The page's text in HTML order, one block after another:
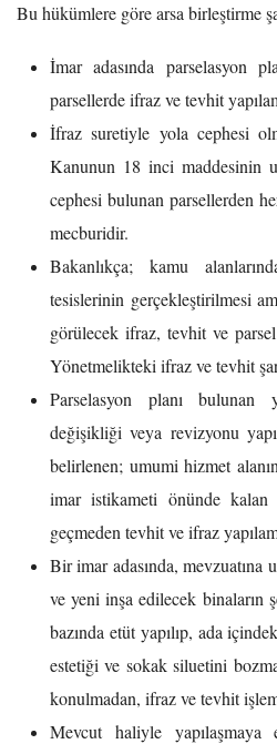
Bu hükümlere göre arsa birleştirme
İmar adasında parselasyon
parsellerde ifraz ve tevhit
İfraz suretiyle yola cephesi
Kanunun 18 inci maddesinin
cephesi bulunan parsellerden
mecburidir.
Bakanlıkça; kamu
tesislerinin gerçekleştirilmesi
görülecek ifraz, tevhit ve
Yönetmelikteki ifraz ve tevhit
Parselasyon planı
değişikliği veya revizyonu
belirlenen; umumi hizmet
imar istikameti önünde kalan
geçmeden tevhit ve ifraz
Bir imar adasında, mevzuatına
ve yeni inşa edilecek binaların
bazında etüt yapılıp, ada
estetiği ve sokak siluetini
konulmadan, ifraz ve tevhit
Mevcut haliyle yapılaşmaya